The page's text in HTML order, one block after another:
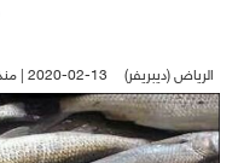
الرياض (ديبريفر) 2020-02-13 | منذ 4 سنة